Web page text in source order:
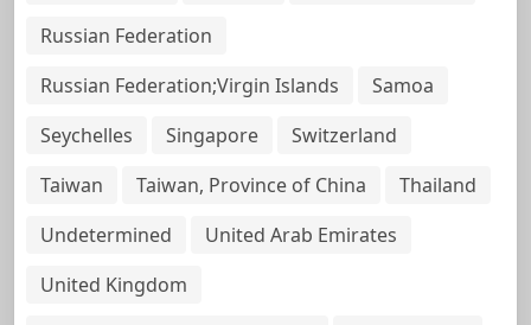
Russian Federation
Russian Federation;Virgin Islands
Samoa
Seychelles
Singapore
Switzerland
Taiwan
Taiwan, Province of China
Thailand
Undetermined
United Arab Emirates
United Kingdom